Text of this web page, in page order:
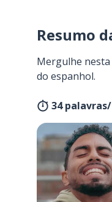
Resumo
Mergulhe
do espanhol.
34